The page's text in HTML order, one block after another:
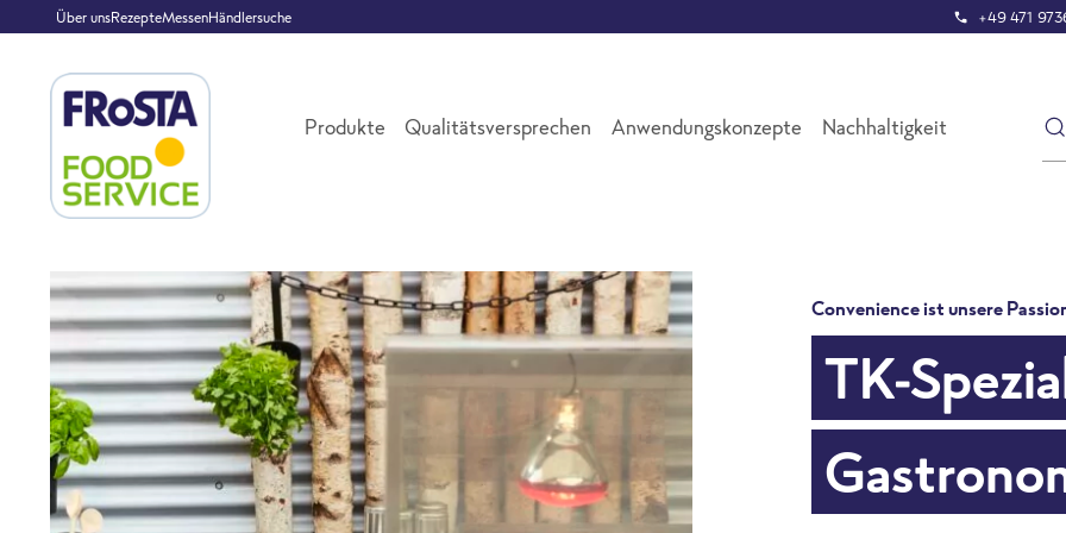
Über unsRezepteMessenHändlersuche +49 471
Produkte Qualitätsversprechen Anwendungskonzepte Nachhaltigkeit
Gegen Personalmangel ...
... kann "High
Convenience" helfen!
Convenience ist unsere
TK-